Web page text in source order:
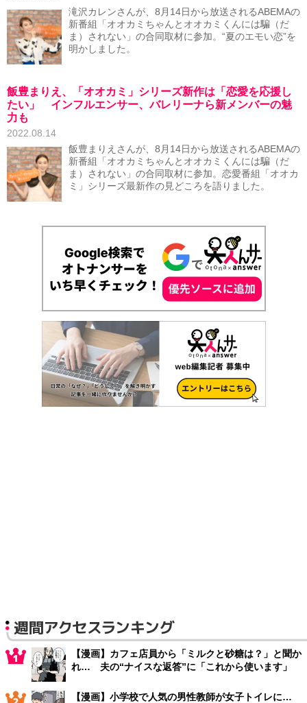
滝沢カレンさんが、8月14日から放送されるABEMAの
新番組「オオカミちゃんとオオカミくんには騙（だ
ま）されない」の合同取材に参加。“夏のエモい恋”を
明かしました。
飯豊まりえ、「オオカミ」シリーズ新作は「恋愛を応援し
たい」 インフルエンサー、バレリーナら新メンバーの魅
力も
2022.08.14
飯豊まりえさんが、8月14日から放送されるABEMAの
新番組「オオカミちゃんとオオカミくんには騙（だ
ま）されない」の合同取材に参加。恋愛番組「オオカ
ミ」シリーズ最新作の見どころを語りました。
週間アクセスランキング
【漫画】カフェ店員から「ミルクと砂糖は？」と聞か
れ… 夫の“ナイスな返答”に「これから使います」
【漫画】小学校で人気の男性教師が女子トイレに…